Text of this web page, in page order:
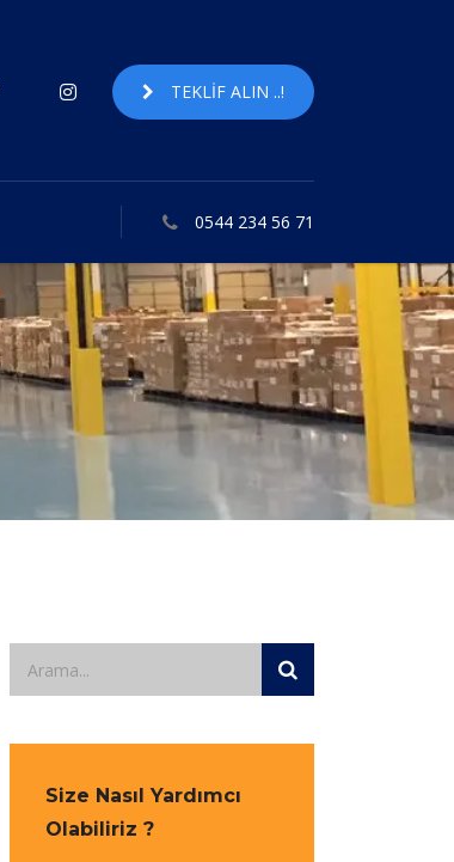
TEKLIF ALIN ..!
0544 234 56 71
Size Nasıl Yardımcı
Olabiliriz ?